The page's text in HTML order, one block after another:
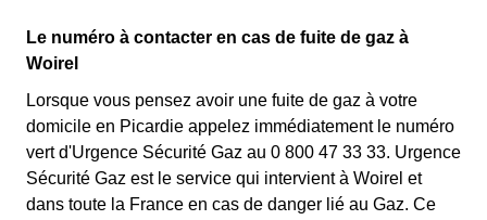
Le numéro à contacter en cas de fuite de gaz à
Woirel
Lorsque vous pensez avoir une fuite de gaz à votre
domicile en Picardie appelez immédiatement le numéro
vert d'Urgence Sécurité Gaz au 0 800 47 33 33. Urgence
Sécurité Gaz est le service qui intervient à Woirel et
dans toute la France en cas de danger lié au Gaz. Ce